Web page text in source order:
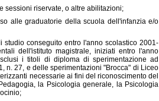
sessioni riservate, o altre abilitazioni;
alle graduatorie della scuola dell'infanzia e/o
conseguito entro l'anno scolastico 2001-
dell'istituto magistrale, iniziati entro l'anno
i titoli di diploma di sperimentazione ad
n. 27, e delle sperimentazioni "Brocca" di Liceo
necessarie ai fini del riconoscimento del
la Psicologia generale, la Psicologia